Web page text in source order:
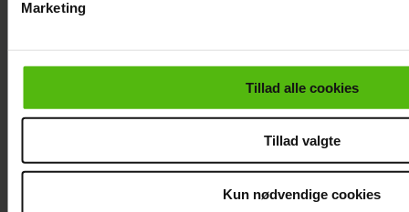
cookiepolitik.
Marketing
Tillad alle cookies
Tillad valgte
Kun nødvendige cookies